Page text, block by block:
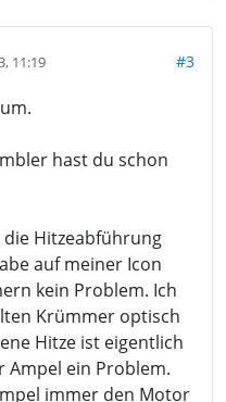
11:19 #3
hast du schon
Hitzeabführung
auf meiner Icon
kein Problem. Ich
Krümmer optisch
Hitze ist eigentlich
Ampel ein Problem.
immer den Motor